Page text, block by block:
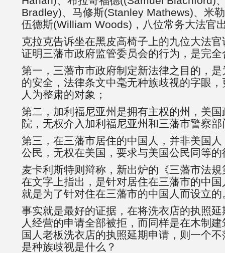
Bradley)、马修斯(Stanley Mathews)、米
伍德斯(William Woods)，八位常务大法官
克拉克告诉坐在黑皮高椅子上的九位大法
证明三藩市政府监管委员会的行为，是完
第一，三藩市市政府制定新法律之目的，
的安全，法律条文中毫无种族歧视的字眼
人为整肃的对象；
第二，加利福尼亚州是拥有主权的州，美
院，无权介入加利福尼亚州和三藩市警察
第三，在三藩市居住的中国人，并非美国
公民，无权在美国，要求与美国公民同等的
麦卡利斯特则辩称，新出炉的《三藩市法
在文字上指出，是针对居住在三藩市的中
就是为了针对住在三藩市的中国人而设立的
事实就是最好的证据，在将洗衣店的执照
人经营的申请全部被拒，而同样是在木制
国人老板洗衣店的执照延期申请，则一个
是种族歧视是什么？